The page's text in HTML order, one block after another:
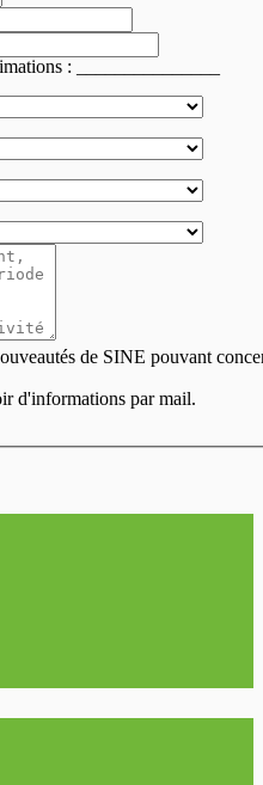
: _______________
de SINE pouvant
d'informations par mail.